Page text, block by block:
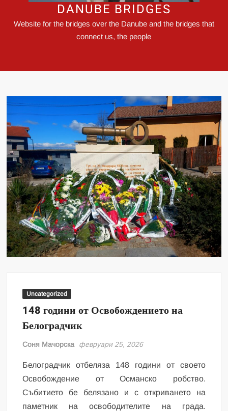
DANUBE BRIDGES
Website for the bridges over the Danube and the bridges that
connect us, the people
Uncategorized
148 години от Освобождението на
Белоградчик
Соня Мачорска февруари 25, 2026
Белоградчик отбеляза 148 години от своето
Освобождение от Османско робство.
Събитието бе белязано и с откриването на
паметник на освободителите на града.